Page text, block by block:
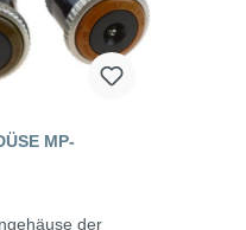
MP-
der